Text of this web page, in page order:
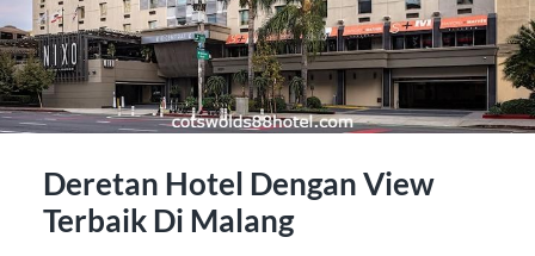
Deretan Hotel Dengan View
Terbaik Di Malang